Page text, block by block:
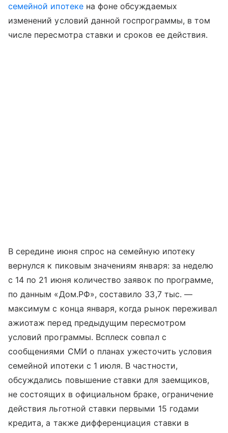
семейной ипотекена фоне обсуждаемых
изменений условий данной госпрограммы, в том
числе пересмотра ставки и сроков ее действия.
В середине июня спрос на семейную ипотеку
вернулся к пиковым значениям января: за неделю
с 14 по 21 июня количество заявок по программе,
по данным «Дом.РФ», составило 33,7 тыс. —
максимум с конца января, когда рынок переживал
ажиотаж перед предыдущим пересмотром
условий программы. Всплеск совпал с
сообщениями СМИ о планах ужесточить условия
семейной ипотеки с 1 июля. В частности,
обсуждались повышение ставки для заемщиков,
не состоящих в официальном браке, ограничение
действия льготной ставки первыми 15 годами
кредита, а также дифференциация ставки в